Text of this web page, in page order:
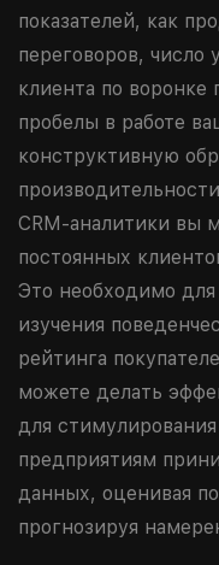
показателей, как
переговоров,
клиента по
пробелы в работе
конструктивную
CRM-аналитики вы
постоянных
Это необходимо для
изучения
рейтинга
можете делать
для
предприятиям
данных, оценивая
прогнозируя